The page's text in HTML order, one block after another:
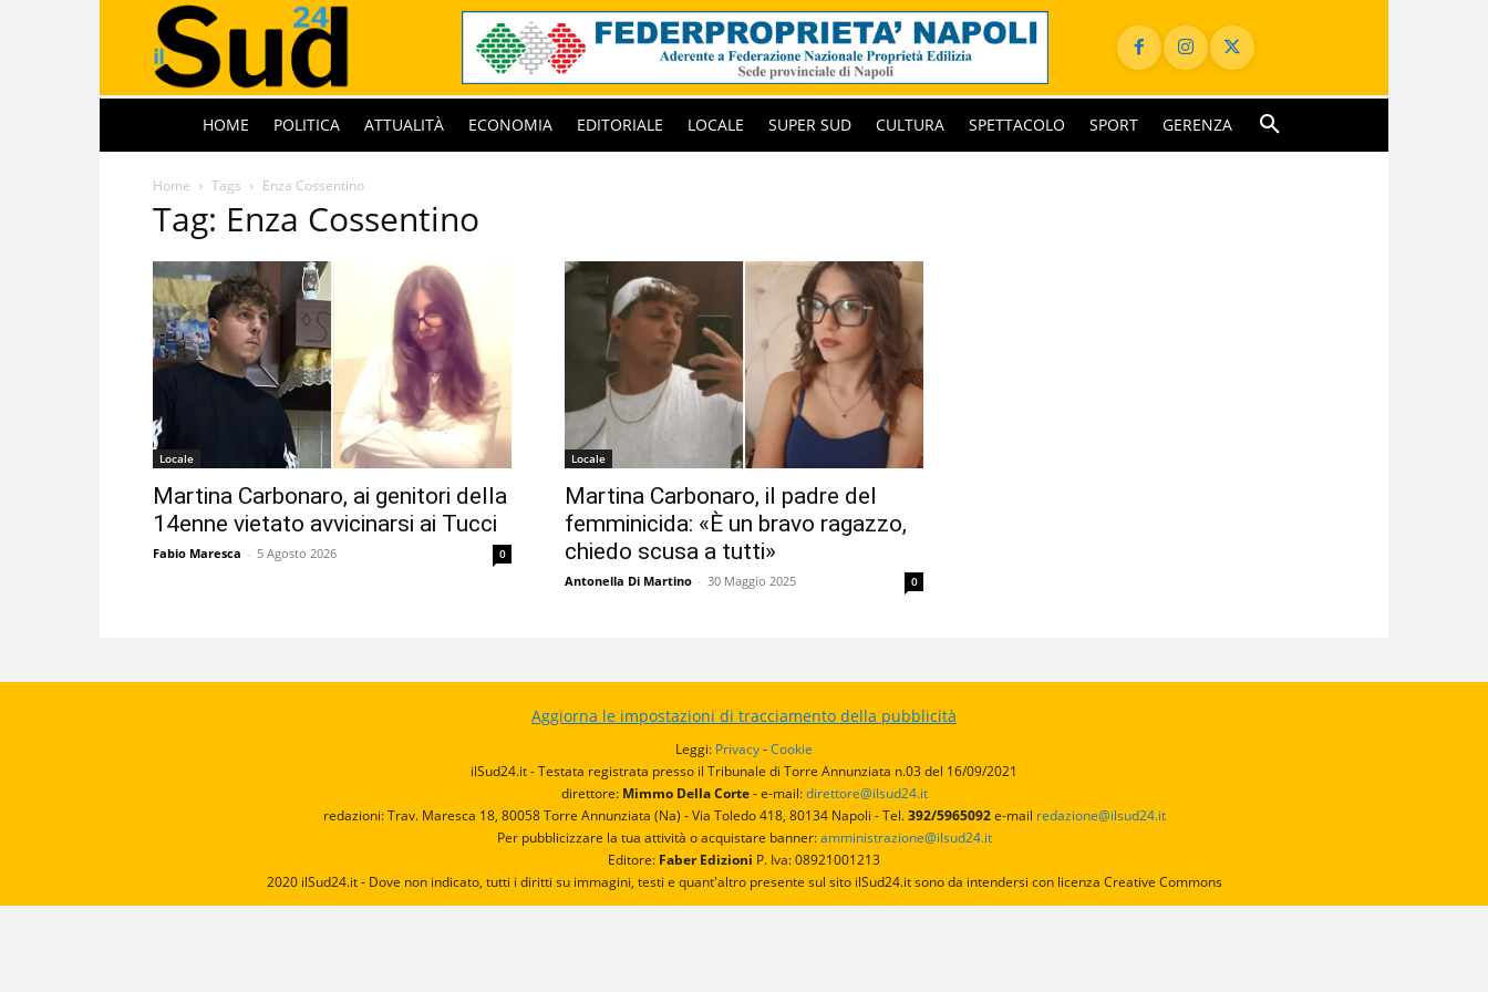
HOME POLITICA ATTUALITÀ ECONOMIA EDITORIALE LOCALE SUPER SUD CULTURA SPETTACOLO SPORT GERENZA
Home Tags Enza Cossentino
Tag: Enza Cossentino
Locale
Martina Carbonaro, ai genitori della
14enne vietato avvicinarsi ai Tucci
Fabio Maresca - 5 Agosto 2026 0
Locale
Martina Carbonaro, il padre del
femminicida: «È un bravo ragazzo,
chiedo scusa a tutti»
Antonella Di Martino - 30 Maggio 2025 0
Aggiorna le impostazioni di tracciamento della pubblicità
Leggi: Privacy-Cookie
ilSud24.it - Testata registrata presso il Tribunale di Torre Annunziata n.03 del 16/09/2021
direttore:Mimmo Della Corte- e-mail:direttore@ilsud24.it
redazioni: Trav. Maresca 18, 80058 Torre Annunziata (Na) - Via Toledo 418, 80134 Napoli - Tel.392/5965092e-mail redazione@ilsud24.it
Per pubblicizzare la tua attività o acquistare banner:amministrazione@ilsud24.it
Editore: Faber Edizioni P. Iva: 08921001213
2020 ilSud24.it - Dove non indicato, tutti i diritti su immagini, testi e quant'altro presente sul sito ilSud24.it sono da intendersi con licenza Creative Commons